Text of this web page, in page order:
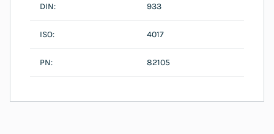
DIN: 933
ISO: 4017
PN: 82105